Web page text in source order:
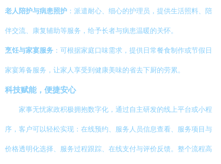
老人陪护与病患照护 ：派遣耐心、细心的护理员，提供生活照料、陪
伴交流、康复辅助等服务，给予长者与病患温暖的关怀。
烹饪与家宴服务 ：可根据家庭口味需求，提供日常餐食制作或节假日
家宴筹备服务，让家人享受到健康美味的省去下厨的劳累。
科技赋能，便捷安心
家事无忧家政积极拥抱数字化，通过自主研发的线上平台或小程
序，客户可以轻松实现：在线预约、服务人员信息查看、服务项目与
价格透明化选择、服务过程跟踪、在线支付与评价反馈。整个流程高